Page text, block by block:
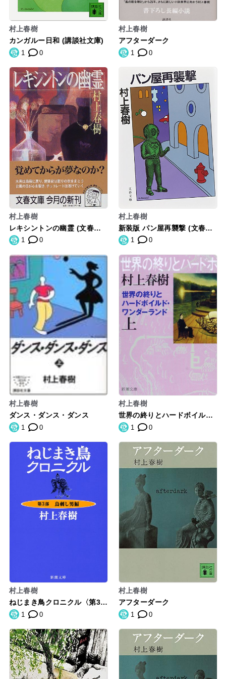
村上春樹
カンガルー日和 (講談社文庫)
1 0
村上春樹
アフターダーク
1 0
村上春樹
レキシントンの幽霊 (文春文
庫) 1 0
村上春樹
新装版 パン屋再襲撃 (文春文
庫) 1 0
村上春樹
ダンス・ダンス・ダンス
1 0
村上春樹
世界の終りとハードボイル
ド・ワンダーランド（上）新
装版 (新潮文庫)
1 0
村上春樹
ねじまき鳥クロニクル〈第3
部〉鳥刺し男編 (新潮文庫)
1 0
村上春樹
アフターダーク
1 0